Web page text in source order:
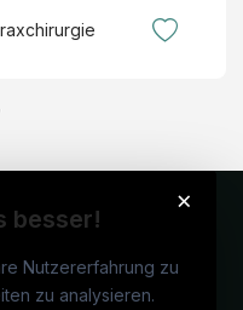
×
besser!
Nutzererfahrung zu
zu analysieren.